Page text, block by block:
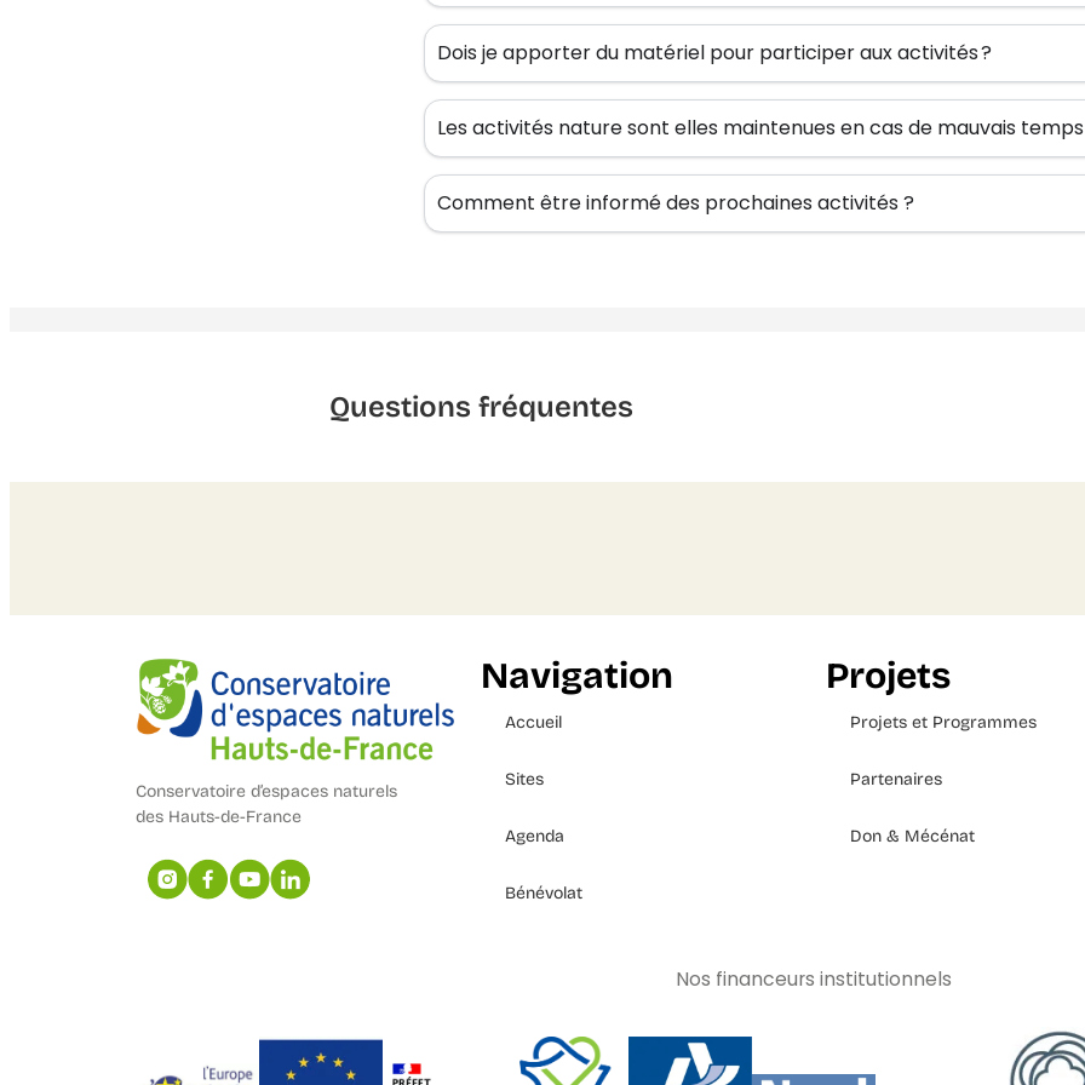
Dois je apporter du matériel pour participer aux activités ?
Les activités nature sont elles maintenues en cas de mauvais temps
Comment être informé des prochaines activités ?
Questions fréquentes
Conservatoire d’espaces naturels
des Hauts-de-France
Navigation
Accueil
Sites
Agenda
Bénévolat
Projets
Projets et Programmes
Partenaires
Don & Mécénat
Nos financeurs institutionnels